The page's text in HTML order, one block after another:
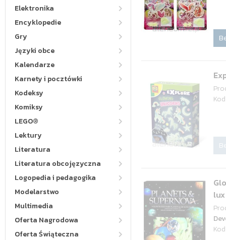
Elektronika
Encyklopedie
Gry
Języki obce
Kalendarze
Karnety i pocztówki
Kodeksy
Komiksy
LEGO®
Lektury
Literatura
Literatura obcojęzyczna
Logopedia i pedagogika
Modelarstwo
Multimedia
Oferta Nagrodowa
Oferta Świąteczna
lux